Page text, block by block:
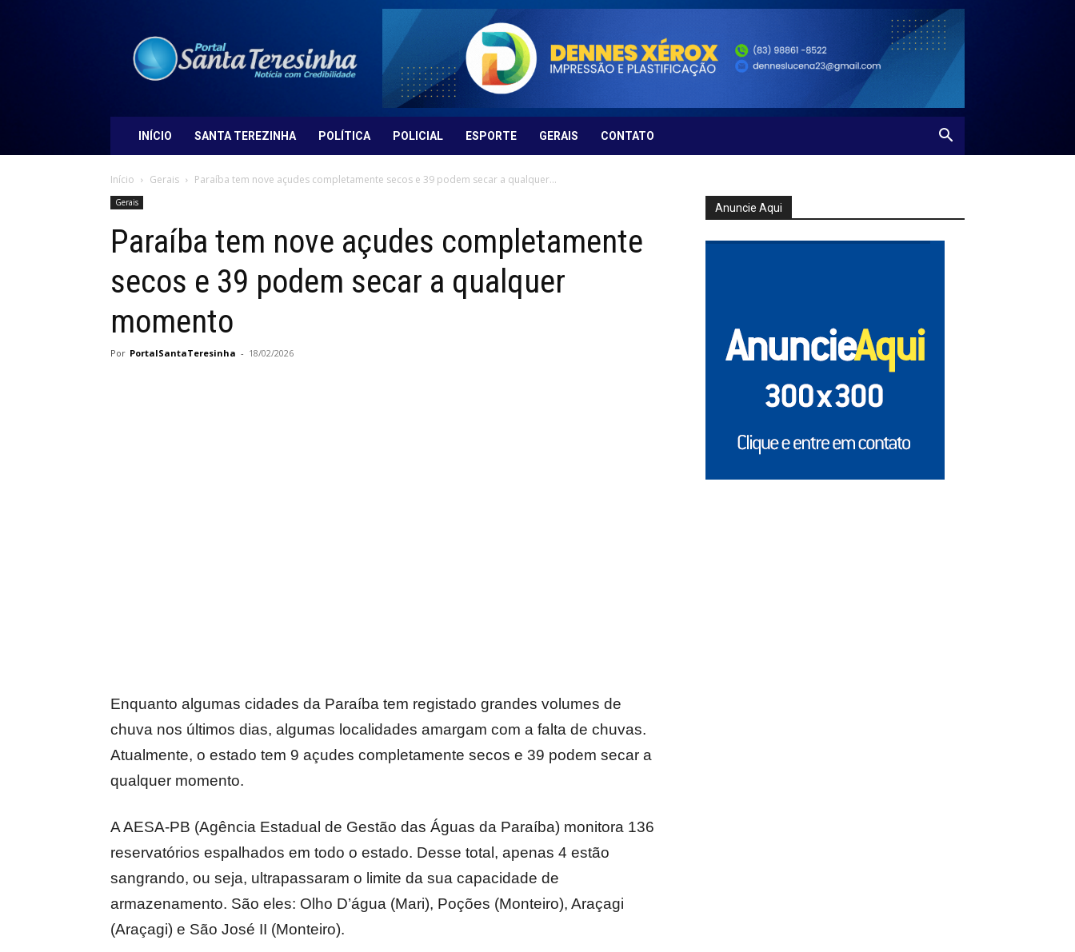
Santa
Teresinha
INÍCIO SANTA TEREZINHA POLÍTICA POLICIAL ESPORTE GERAIS CONTATO
Início Gerais Paraíba tem nove açudes completamente secos e 39 podem secar a qualquer...
Gerais
Paraíba tem nove açudes completamente
secos e 39 podem secar a qualquer
momento
Por PortalSantaTeresinha - 18/02/2026
Enquanto algumas cidades da Paraíba tem registado grandes volumes de
chuva nos últimos dias, algumas localidades amargam com a falta de chuvas.
Atualmente, o estado tem 9 açudes completamente secos e 39 podem secar a
qualquer momento.
A AESA-PB (Agência Estadual de Gestão das Águas da Paraíba) monitora 136
reservatórios espalhados em todo o estado. Desse total, apenas 4 estão
sangrando, ou seja, ultrapassaram o limite da sua capacidade de
armazenamento. São eles: Olho D’água (Mari), Poções (Monteiro), Araçagi
(Araçagi) e São José II (Monteiro).
Anuncie Aqui